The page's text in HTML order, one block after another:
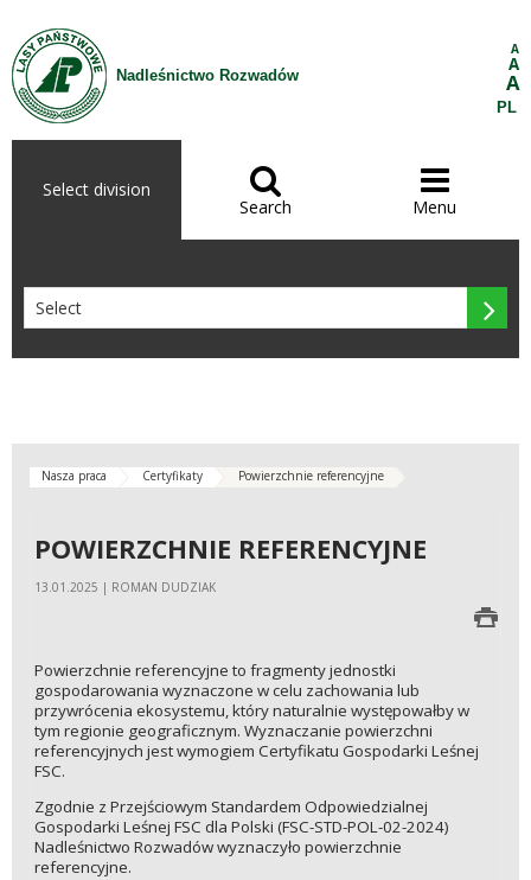
Skip to Content
Nadleśnictwo Rozwadów
A
A
A
PL
Select division 
Search

Menu

Nasza praca Certyfikaty Powierzchnie referencyjne
POWIERZCHNIE REFERENCYJNE
13.01.2025 | ROMAN DUDZIAK
Powierzchnie referencyjne to fragmenty jednostki
gospodarowania wyznaczone w celu zachowania lub
przywrócenia ekosystemu, który naturalnie występowałby w
tym regionie geograficznym. Wyznaczanie powierzchni
referencyjnych jest wymogiem Certyfikatu Gospodarki Leśnej
FSC.
Zgodnie z Przejściowym Standardem Odpowiedzialnej
Gospodarki Leśnej FSC dla Polski (FSC-STD-POL-02-2024)
Nadleśnictwo Rozwadów wyznaczyło powierzchnie
referencyjne.